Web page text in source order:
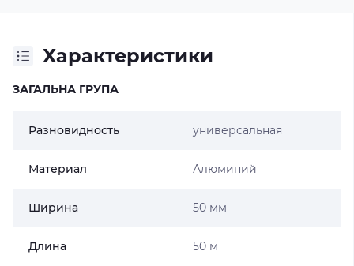
Характеристики
ЗАГАЛЬНА ГРУПА
Разновидность универсальная
Материал Алюминий
Ширина 50 мм
Длина 50 м